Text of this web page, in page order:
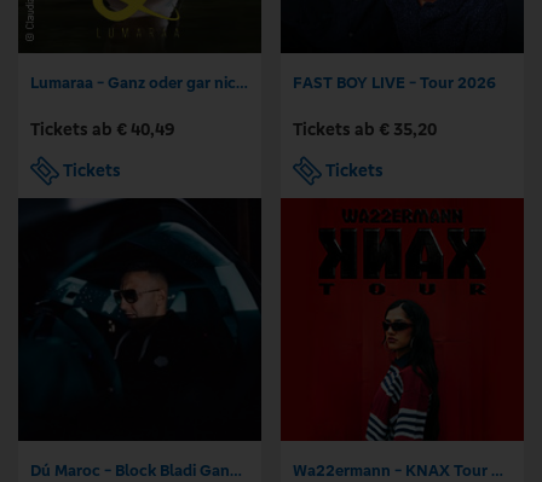
Lumaraa - Ganz oder gar nicht Tour 2026
Tickets ab € 40,49
Tickets
FAST BOY LIVE - Tour 2026
Tickets ab € 35,20
Tickets
Dú Maroc - Block Bladi Gangster Tour Wa22ermann - KNAX Tour 2026